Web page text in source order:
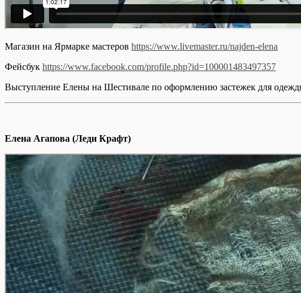
Магазин на Ярмарке мастеров https://www.livemaster.ru/najden-elena
Фейсбук https://www.facebook.com/profile.php?id=100001483497357
Выступление Елены на Шестивале по оформлению застежек для
Елена Агапова (Леди Крафт)